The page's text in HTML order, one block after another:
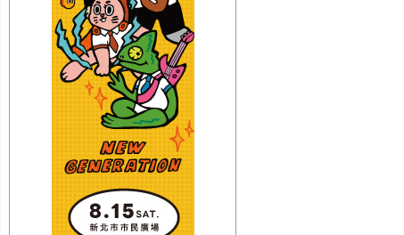
【Next】
(花東)早安東台灣